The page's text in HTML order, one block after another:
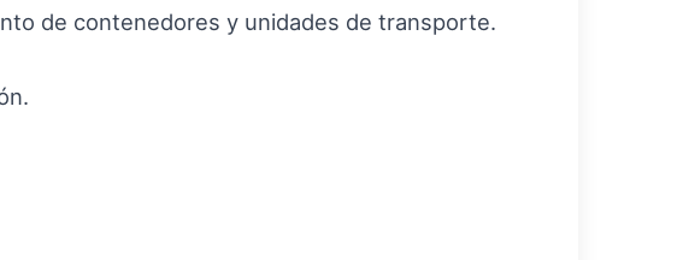
de contenedores y unidades de transporte.